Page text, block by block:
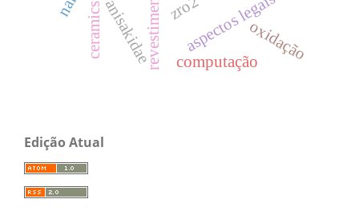
aspectos legais
anisakidae computação
ceramics zro2
oxidação
Edição Atual